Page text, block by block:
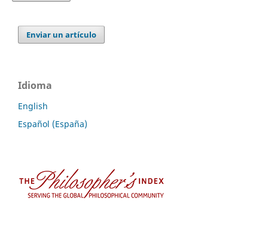
Enviar un artículo
Idioma
English
Español (España)